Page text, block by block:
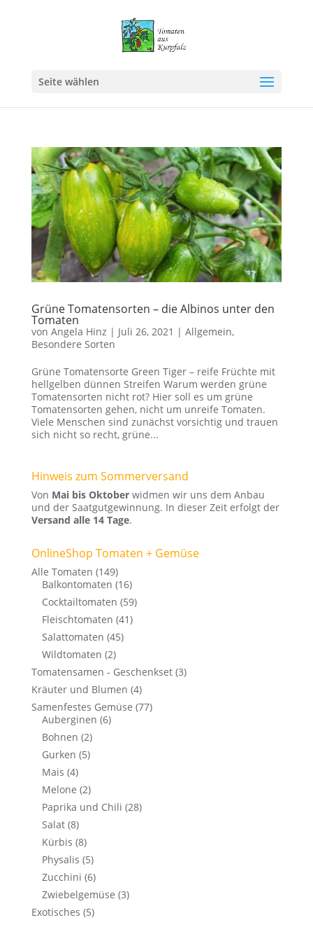
Seite wählen
Grüne Tomatensorten – die Albinos unter den
Tomaten
von Angela Hinz | Juli 26, 2021 | Allgemein,
Besondere Sorten
Grüne Tomatensorte Green Tiger – reife Früchte mit
hellgelben dünnen Streifen Warum werden grüne
Tomatensorten nicht rot? Hier soll es um grüne
Tomatensorten gehen, nicht um unreife Tomaten.
Viele Menschen sind zunächst vorsichtig und trauen
sich nicht so recht, grüne...
Hinweis zum Sommerversand
Von Mai bis Oktoberwidmen wir uns dem Anbau
und der Saatgutgewinnung. In dieser Zeit erfolgt der
Versand alle 14 Tage.
OnlineShop Tomaten + Gemüse
Alle Tomaten (149)
Balkontomaten (16)
Cocktailtomaten (59)
Fleischtomaten (41)
Salattomaten (45)
Wildtomaten (2)
Tomatensamen - Geschenkset (3)
Kräuter und Blumen (4)
Samenfestes Gemüse (77)
Auberginen (6)
Bohnen (2)
Gurken (5)
Mais (4)
Melone (2)
Paprika und Chili (28)
Salat (8)
Kürbis (8)
Physalis (5)
Zucchini (6)
Zwiebelgemüse (3)
Exotisches (5)